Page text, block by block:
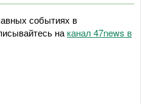
событиях в
на канал 47news в